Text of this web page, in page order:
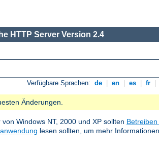
HTTP Server Version 2.4
Verfügbare Sprachen: de en es fr
Änderungen.
Windows NT, 2000 und XP sollten
lesen sollten, um mehr